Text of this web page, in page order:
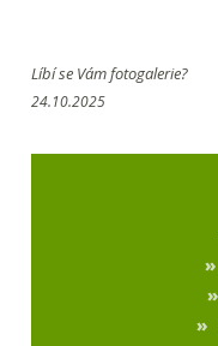
Líbí se Vám fotogalerie?
24.10.2025